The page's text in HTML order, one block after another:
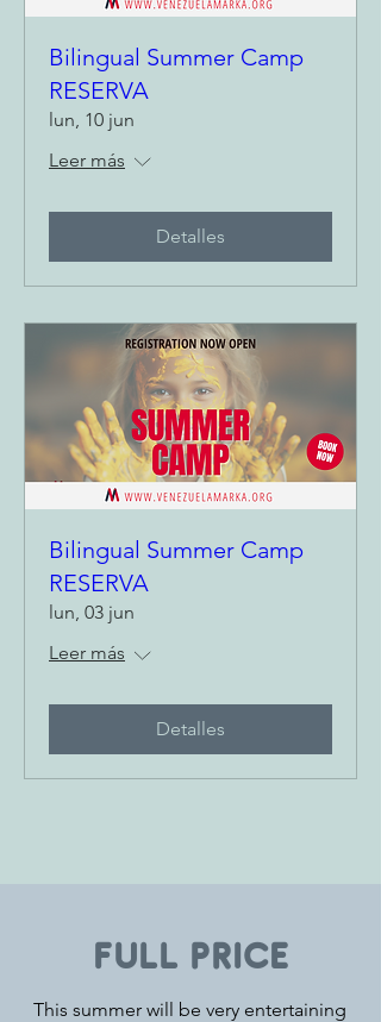
Bilingual Summer Camp
RESERVA
lun, 10 jun
Leer más
Detalles
Bilingual Summer Camp
RESERVA
lun, 03 jun
Leer más
Detalles
FULL PRICE
This summer will be very entertaining